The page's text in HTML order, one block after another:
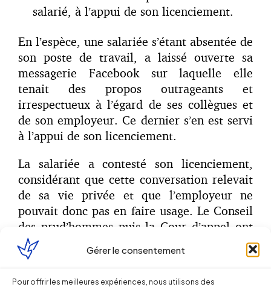
Gérer le consentement
Pour offrir les meilleures expériences, nous utilisons des
salarié, à l’appui de son licenciement.
En l’espèce, une salariée s’étant absentée de
son poste de travail, a laissé ouverte sa
messagerie Facebook sur laquelle elle
tenait des propos outrageants et
irrespectueux à l’égard de ses collègues et
de son employeur. Ce dernier s’en est servi
à l’appui de son licenciement.
La salariée a contesté son licenciement,
considérant que cette conversation relevait
de sa vie privée et que l’employeur ne
pouvait donc pas en faire usage. Le Conseil
des prud’hommes puis la Cour d’appel ont
estimé que les agissements de la salariée
constituaient une faute grave justifiant son